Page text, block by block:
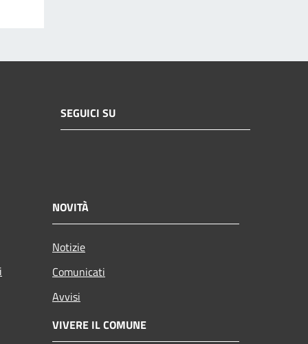
SEGUICI SU
NOVITÀ
Notizie
Comunicati
Avvisi
VIVERE IL COMUNE